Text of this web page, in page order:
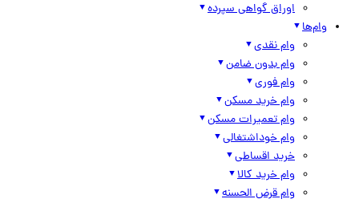
اوراق گواهی سپرده
وام‌ها
وام نقدی
وام بدون ضامن
وام فوری
وام خرید مسکن
وام تعمیرات مسکن
وام خوداشتغالی
خرید اقساطی
وام خرید کالا
وام قرض الحسنه